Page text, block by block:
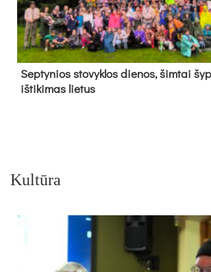
Sep­ty­nios sto­vyk­los die­nos, šim­tai
iš­ti­ki­mas lie­tus
Kultūra